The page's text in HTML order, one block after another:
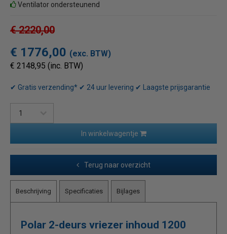
Ventilator ondersteunend
€ 2220,00
€ 1776,00 (exc. BTW)
€ 2148,95 (inc. BTW)
✔ Gratis verzending* ✔ 24 uur levering ✔ Laagste prijsgarantie
In winkelwagentje
Terug naar overzicht
Beschrijving Specificaties Bijlages
Polar 2-deurs vriezer inhoud 1200